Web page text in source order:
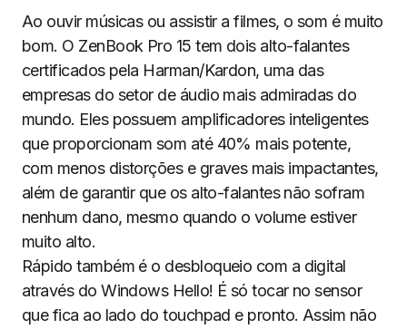
Ao ouvir músicas ou assistir a filmes, o som é muito
bom. O ZenBook Pro 15 tem dois alto-falantes
certificados pela Harman/Kardon, uma das
empresas do setor de áudio mais admiradas do
mundo. Eles possuem amplificadores inteligentes
que proporcionam som até 40% mais potente,
com menos distorções e graves mais impactantes,
além de garantir que os alto-falantes não sofram
nenhum dano, mesmo quando o volume estiver
muito alto.
Rápido também é o desbloqueio com a digital
através do Windows Hello! É só tocar no sensor
que fica ao lado do touchpad e pronto. Assim não